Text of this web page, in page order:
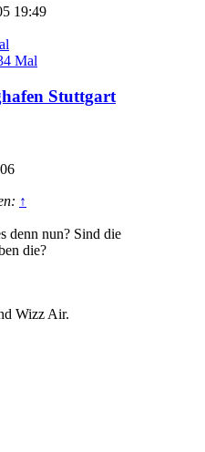
19:49
Mal
Stuttgart
↑
denn nun? Sind die
die?
Wizz Air.